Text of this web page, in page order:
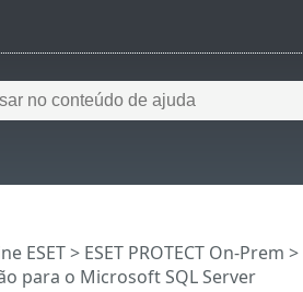
ESET> ESET PROTECT On-Prem >
para o Microsoft SQL Server